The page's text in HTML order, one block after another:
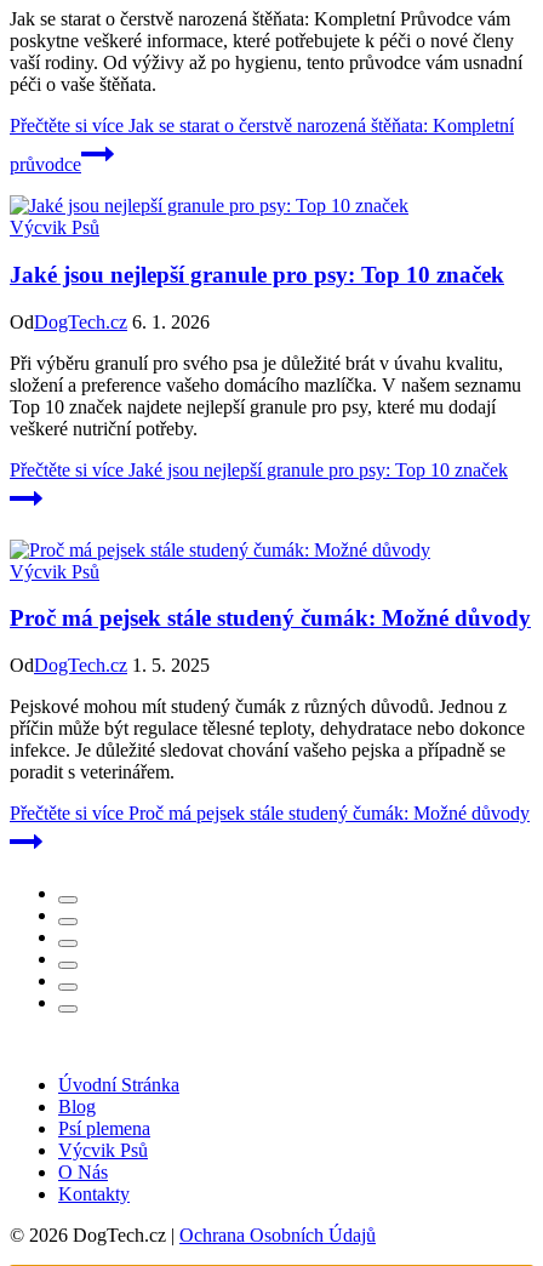
Jak se starat o čerstvě narozená štěňata: Kompletní Průvodce vám
poskytne veškeré informace, které potřebujete k péči o nové členy
vaší rodiny. Od výživy až po hygienu, tento průvodce vám usnadní
péči o vaše štěňata.
Přečtěte si více Jak se starat o čerstvě narozená štěňata: Kompletní
průvodce
Výcvik Psů
Jaké jsou nejlepší granule pro psy: Top 10 značek
OdDogTech.cz 6. 1. 2026
Při výběru granulí pro svého psa je důležité brát v úvahu kvalitu,
složení a preference vašeho domácího mazlíčka. V našem seznamu
Top 10 značek najdete nejlepší granule pro psy, které mu dodají
veškeré nutriční potřeby.
Přečtěte si více Jaké jsou nejlepší granule pro psy: Top 10 značek
Výcvik Psů
Proč má pejsek stále studený čumák: Možné důvody
OdDogTech.cz 1. 5. 2025
Pejskové mohou mít studený čumák z různých důvodů. Jednou z
příčin může být regulace tělesné teploty, dehydratace nebo dokonce
infekce. Je důležité sledovat chování vašeho pejska a případně se
poradit s veterinářem.
Přečtěte si více Proč má pejsek stále studený čumák: Možné důvody
Úvodní Stránka
Blog
Psí plemena
Výcvik Psů
O Nás
Kontakty
© 2026 DogTech.cz | Ochrana Osobních Údajů